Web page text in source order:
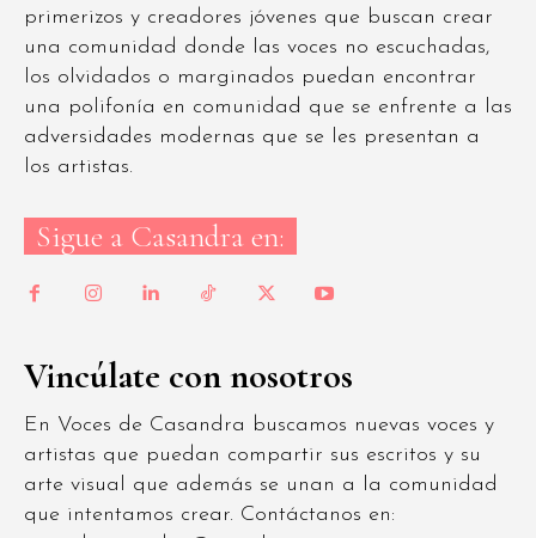
primerizos y creadores jóvenes que buscan crear
una comunidad donde las voces no escuchadas,
los olvidados o marginados puedan encontrar
una polifonía en comunidad que se enfrente a las
adversidades modernas que se les presentan a
los artistas.
Sigue a Casandra en:
Vincúlate con nosotros
En Voces de Casandra buscamos nuevas voces y
artistas que puedan compartir sus escritos y su
arte visual que además se unan a la comunidad
que intentamos crear. Contáctanos en: